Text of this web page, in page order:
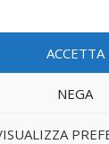
ACCETTA
NEGA